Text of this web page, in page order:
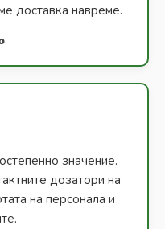
доставка навреме.
значение.
дозатори на
на персонала и